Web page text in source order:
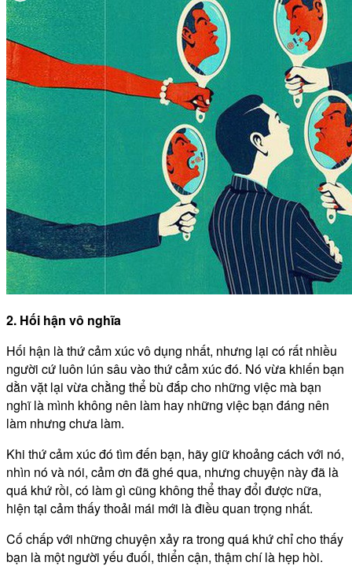
2. Hối hận vô nghĩa
Hối hận là thứ cảm xúc vô dụng nhất, nhưng lại có rất nhiều
người cứ luôn lún sâu vào thứ cảm xúc đó. Nó vừa khiến bạn
dằn vặt lại vừa chằng thể bù đắp cho những việc mà bạn
nghĩ là mình không nên làm hay những việc bạn đáng nên
làm nhưng chưa làm.
Khi thứ cảm xúc đó tìm đến bạn, hãy giữ khoảng cách với nó,
nhìn nó và nói, cảm ơn đã ghé qua, nhưng chuyện này đã là
quá khứ rồi, có làm gì cũng không thể thay đổi được nữa,
hiện tại cảm thấy thoải mái mới là điều quan trọng nhất.
Cố chấp với những chuyện xảy ra trong quá khứ chỉ cho thấy
bạn là một người yếu đuối, thiển cận, thậm chí là hẹp hòi.